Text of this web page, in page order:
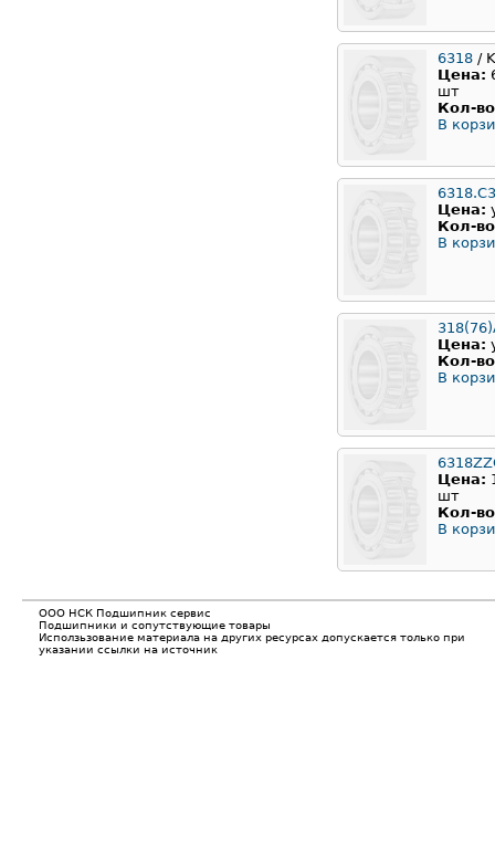
6318 /
Цена:
шт
Кол-
В
6318.С3
Цена:
Кол-
В
Цена:
Кол-
В
Цена:
шт
Кол-
В
ООО НСК Подшипник сервис
Подшипники и сопутствующие товары
Исползьзование материала на других ресурсах допускается только при
указании ссылки на источник